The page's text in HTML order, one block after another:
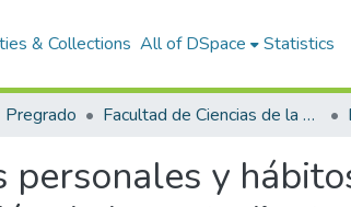
& Collections All of DSpace Statistics
Pregrado Facultad de Ciencias de la Salud
personales y